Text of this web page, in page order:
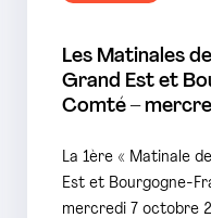
Les Matinales
Grand Est et
Comté –
La 1ère « Matinale
Est et Bourgogne-
mercredi 7 octobre